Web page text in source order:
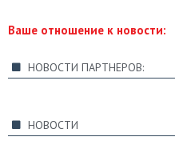
Ваше отношение к новости:
НОВОСТИ ПАРТНЕРОВ:
НОВОСТИ